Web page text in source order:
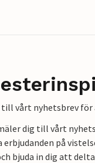
vårt nyhetsbrev
dig till vårt
erbjudanden på
bjuda in dig att